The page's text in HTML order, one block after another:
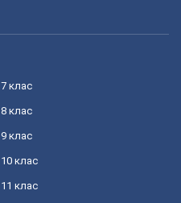
7 клас
8 клас
9 клас
10 клас
11 клас